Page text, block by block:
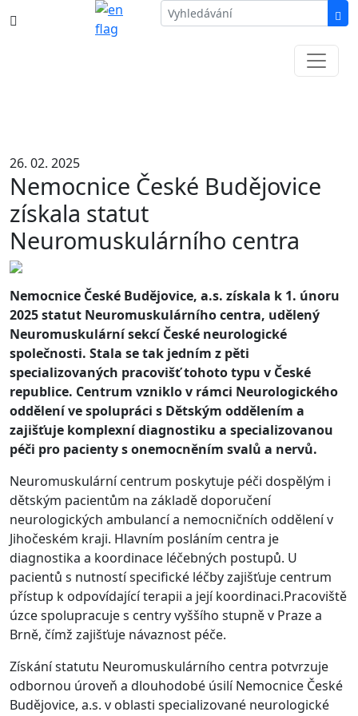
26. 02. 2025
Nemocnice České Budějovice
získala statut
Neuromuskulárního centra
Nemocnice České Budějovice, a.s. získala k 1. únoru
2025 statut Neuromuskulárního centra, udělený
Neuromuskulární sekcí České neurologické
společnosti. Stala se tak jedním z pěti
specializovaných pracovišť tohoto typu v České
republice. Centrum vzniklo v rámci Neurologického
oddělení ve spolupráci s Dětským oddělením a
zajišťuje komplexní diagnostiku a specializovanou
péči pro pacienty s onemocněním svalů a nervů.
Neuromuskulární centrum poskytuje péči dospělým i
dětským pacientům na základě doporučení
neurologických ambulancí a nemocničních oddělení v
Jihočeském kraji. Hlavním posláním centra je
diagnostika a koordinace léčebných postupů. U
pacientů s nutností specifické léčby zajišťuje centrum
přístup k odpovídající terapii a její koordinaci.Pracoviště
úzce spolupracuje s centry vyššího stupně v Praze a
Brně, čímž zajišťuje návaznost péče.
Získání statutu Neuromuskulárního centra potvrzuje
odbornou úroveň a dlouhodobé úsilí Nemocnice České
Budějovice, a.s. v oblasti specializované neurologické